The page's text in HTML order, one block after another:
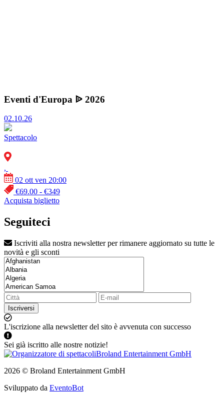
Eventi d'Europa ᐉ 2026
02.10.26
Spettacolo
,
02 ott ven 20:00
€69.00 - €349
Acquista biglietto
Seguiteci
Iscriviti alla nostra newsletter per rimanere aggiornato su tutte le
novità e gli sconti
Iscriversi
L'iscrizione alla newsletter del sito è avvenuta con successo
Sei già iscritto alle nostre notizie!
2026 © Broland Entertainment GmbH
Sviluppato da EventoBot